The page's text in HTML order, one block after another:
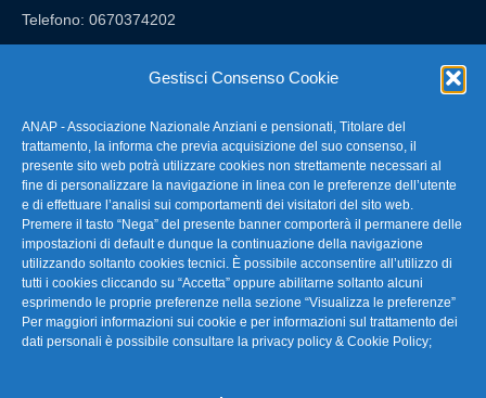
Gestisci Consenso Cookie
ANAP - Associazione Nazionale Anziani e pensionati, Titolare del
trattamento, la informa che previa acquisizione del suo consenso, il
presente sito web potrà utilizzare cookies non strettamente necessari al
fine di personalizzare la navigazione in linea con le preferenze dell’utente
e di effettuare l’analisi sui comportamenti dei visitatori del sito web.
Premere il tasto “Nega” del presente banner comporterà il permanere delle
impostazioni di default e dunque la continuazione della navigazione
utilizzando soltanto cookies tecnici. È possibile acconsentire all’utilizzo di
tutti i cookies cliccando su “Accetta” oppure abilitarne soltanto alcuni
esprimendo le proprie preferenze nella sezione “Visualizza le preferenze”
Per maggiori informazioni sui cookie e per informazioni sul trattamento dei
dati personali è possibile consultare la privacy policy & Cookie Policy;
Telefono: 0670374202
FAQ – Domande Frequenti
La nostra Newsletter
Link Utili
TG Confartigianato
Privacy & Cookie Policy